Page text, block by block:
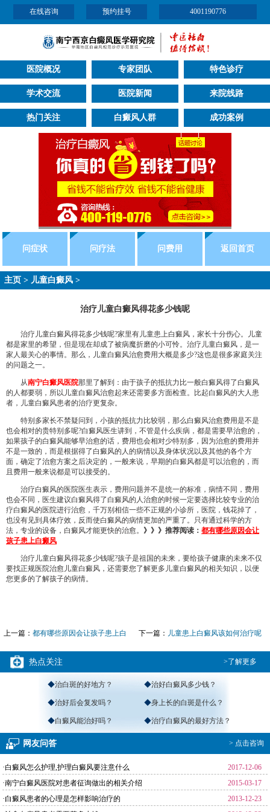
在线咨询 预约挂号 4001190776
医院概况 专家团队 特色诊疗
学术交流 医院新闻 来院线路
热门关注 白癜风人群 成功案例
问症状 问疗法 问费用 返回首页
主页 > 儿童白癜风 >
治疗儿童白癜风得花多少钱呢
治疗儿童白癜风得花多少钱呢?家里有儿童患上白癜风，家长十分伤心。儿童
都是家里的希望，但是现在却成了被病魔折磨的小可怜。治疗儿童白癜风，是一
家人最关心的事情。那么，儿童白癜风治愈费用大概是多少?这也是很多家庭关注
的问题之一。
从南宁白癜风医院那里了解到：由于孩子的抵抗力比一般白癜风得了白癜风
的人都要弱，所以儿童白癜风治愈起来还需要多方面检查。比起白癜风的大人患
者，儿童白癜风患者的治疗更复杂。
特别多家长不禁疑问到，小孩的抵抗力比较弱，那么白癜风治愈费用是不是
也会相对的贵特别多呢?白癜风医生讲到，不管是什么疾病，都是需要早治愈的，
如果孩子的白癜风能够早治愈的话，费用也会相对少特别多，因为治愈的费用并
不是一致的，而是根据得了白癜风的人的病情以及身体状况以及其他的各个方
面，确定了治愈方案之后决定的，一般来说，早期的白癜风都是可以治愈的，而
且费用一般来说都是可以接受的。
治疗白癜风的医院医生表示，费用问题并不是统一的标准，病情不同，费用
也会不同，医生建议白癜风得了白癜风的人治愈的时候一定要选择比较专业的治
疗白癜风的医院进行治愈，千万别相信一些不正规的小诊所，医院，钱花掉了，
也没有见到具体疗效，反而使白癜风的病情更加的严重了。只有通过科学的方
法，专业的设备，白癜风才能更快的治愈。 》》》推荐阅读： 都有哪些原因会让
孩子患上白癜风
治疗儿童白癜风得花多少钱呢?孩子是祖国的未来，要给孩子健康的未来不仅
要找正规医院治愈儿童白癜风，还需要您了解更多儿童白癜风的相关知识，以便
您更多的了解孩子的病情。
上一篇： 都有哪些原因会让孩子患上白
下一篇： 儿童患上白癜风该如何治疗呢
热点关注 >了解更多
◆治白斑的好地方？ ◆治好白癜风多少钱？
◆治好后会复发吗？ ◆身上长的白斑是什么？
◆白癜风能治好吗？ ◆治疗白癜风的最好方法？
网友问答 > 点击咨询
·白癜风怎么护理,护理白癜风要注意什么
2017-12-06
·南宁白癜风医院对患者征询做出的相关介绍
2015-03-17
·白癜风患者的心理是怎样影响治疗的
2013-12-23